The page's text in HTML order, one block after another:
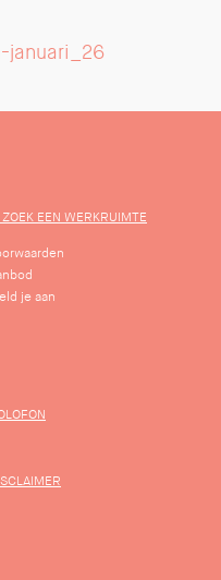
januari_26
ZOEK EEN WERKRUIMTE
je aan